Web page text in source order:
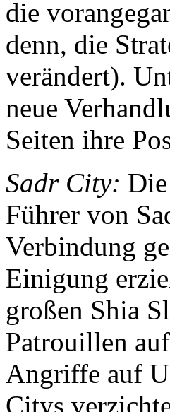
die
denn, die
verändert).
neue
Seiten ihre
Sadr City:
Führer von
Verbindung
Einigung
großen Shia
Patrouillen
Angriffe auf
Citys